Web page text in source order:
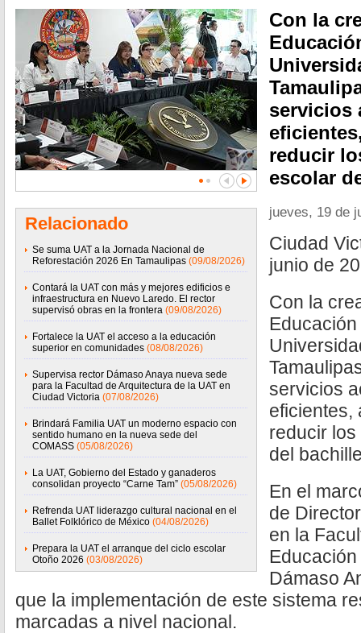
Relacionado
Se suma UAT a la Jornada Nacional de
Reforestación 2026 En Tamaulipas (09/08/2026)
Contará la UAT con más y mejores edificios e
infraestructura en Nuevo Laredo. El rector
supervisó obras en la frontera (09/08/2026)
Fortalece la UAT el acceso a la educación
superior en comunidades (08/08/2026)
Supervisa rector Dámaso Anaya nueva sede
para la Facultad de Arquitectura de la UAT en
Ciudad Victoria (07/08/2026)
Brindará Familia UAT un moderno espacio con
sentido humano en la nueva sede del
COMASS (05/08/2026)
La UAT, Gobierno del Estado y ganaderos
consolidan proyecto “Carne Tam” (05/08/2026)
Refrenda UAT liderazgo cultural nacional en el
Ballet Folklórico de México (04/08/2026)
Prepara la UAT el arranque del ciclo escolar
Otoño 2026 (03/08/2026)
Con la
servicios
reducir
escolar
jueves, 19 de
Ciudad
junio de
Con la
servicios
eficientes,
reducir
del
En el
de
en la
Dámaso
que la implementación de este sistema
marcadas a nivel nacional.